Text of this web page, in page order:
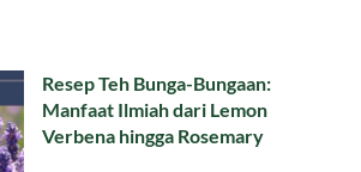
Resep Teh Bunga-Bungaan:
Manfaat Ilmiah dari Lemon
Verbena hingga Rosemary